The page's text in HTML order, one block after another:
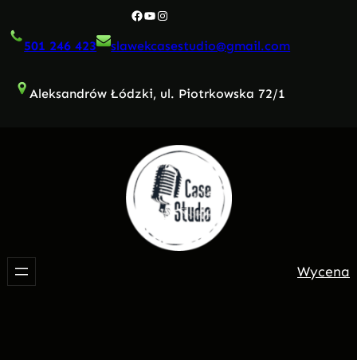
do
Facebook
YouTube
Instagram
501 246 423 slawekcasestudio@gmail.com
Aleksandrów Łódzki, ul. Piotrkowska 72/1
Wycena